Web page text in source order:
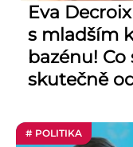
Eva
s mladším
bazénu!
skutečně
# POLITIKA